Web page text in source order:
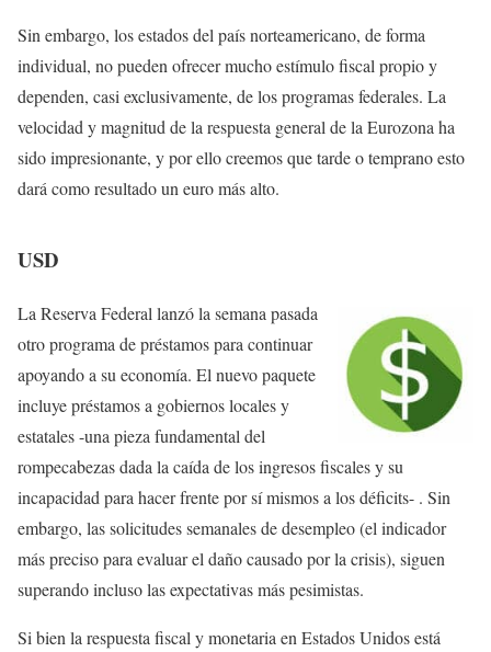
Sin embargo, los estados del país norteamericano, de forma
individual, no pueden ofrecer mucho estímulo fiscal propio y
dependen, casi exclusivamente, de los programas federales. La
velocidad y magnitud de la respuesta general de la Eurozona ha
sido impresionante, y por ello creemos que tarde o temprano esto
dará como resultado un euro más alto.
USD
La Reserva Federal lanzó la semana pasada
otro programa de préstamos para continuar
apoyando a su economía. El nuevo paquete
incluye préstamos a gobiernos locales y
estatales -una pieza fundamental del
rompecabezas dada la caída de los ingresos fiscales y su
incapacidad para hacer frente por sí mismos a los déficits- . Sin
embargo, las solicitudes semanales de desempleo (el indicador
más preciso para evaluar el daño causado por la crisis), siguen
superando incluso las expectativas más pesimistas.
Si bien la respuesta fiscal y monetaria en Estados Unidos está